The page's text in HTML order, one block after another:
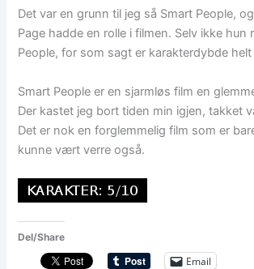
Det var en grunn til jeg så Smart People,
Page hadde en rolle i filmen. Selv ikke hun
People, for som sagt er karakterdybde
Smart People er en sjarmløs film en
Der kastet jeg bort tiden min igjen, takket
Det er nok en forglemmelig film som er
kunne vært verre også.
Del/Share
Email